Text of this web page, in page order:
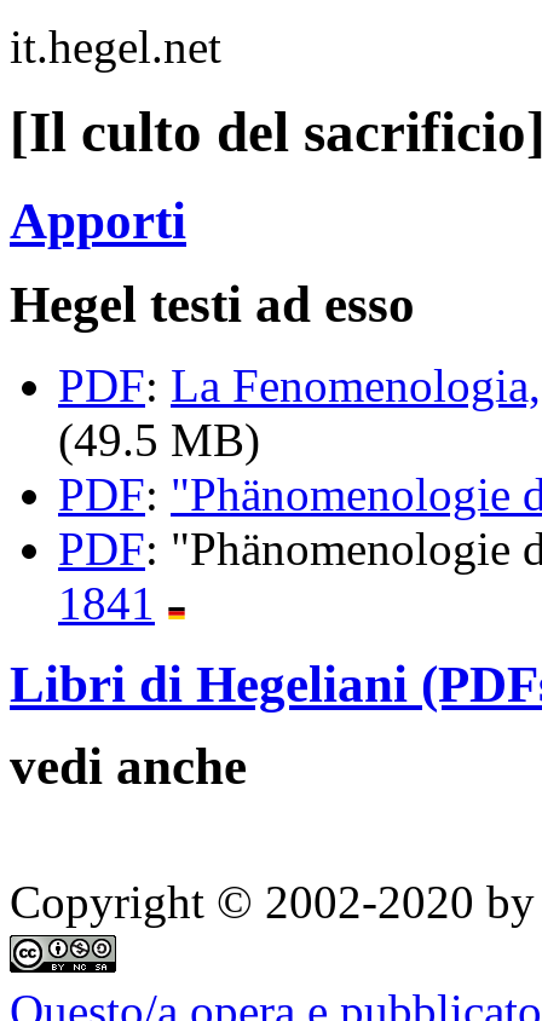
it.hegel.net
[Il culto del
Apporti
Hegel testi ad esso
PDF: La
(49.5 MB)
PDF: "Phänomenologie
PDF: "Phänomenologie
1841
Libri di Hegeliani
vedi anche
Copyright © 2002-2020 by